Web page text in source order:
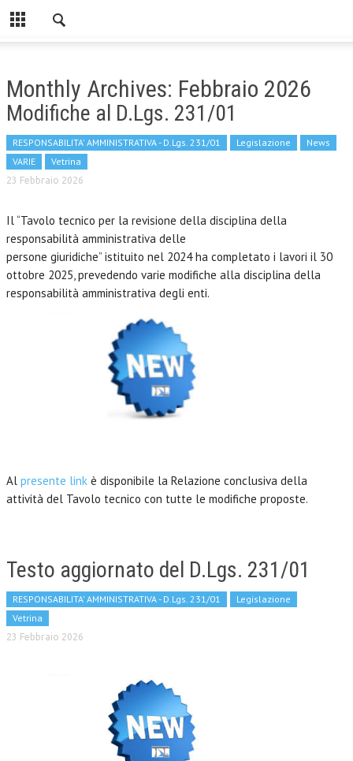
Monthly Archives: Febbraio 2026
Modifiche al D.Lgs. 231/01
RESPONSABILITA' AMMINISTRATIVA - D.Lgs. 231/01 Legislazione
News
VARIE
Vetrina
23 Febbraio 2026
Il “Tavolo tecnico per la revisione della disciplina della
responsabilità amministrativa delle
persone giuridiche” istituito nel 2024 ha completato i lavori il 30
ottobre 2025, prevedendo varie modifiche alla disciplina della
responsabilità amministrativa degli enti.
Al presente link è disponibile la Relazione conclusiva della
attività del Tavolo tecnico con tutte le modifiche proposte.
Testo aggiornato del D.Lgs. 231/01
RESPONSABILITA' AMMINISTRATIVA - D.Lgs. 231/01
Legislazione
Vetrina
23 Febbraio 2026